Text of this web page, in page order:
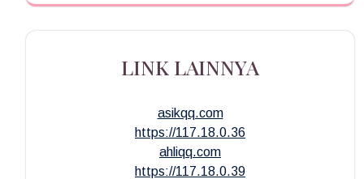
LINK LAINNYA
asikqq.com
https://117.18.0.36
ahliqq.com
https://117.18.0.39